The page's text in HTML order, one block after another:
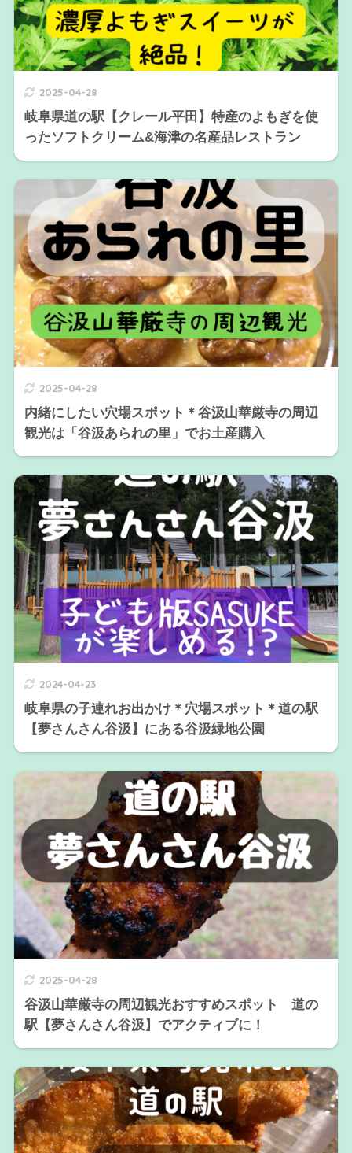
2025-04-28
岐阜県道の駅【クレール平田】特産のよもぎを使
ったソフトクリーム&海津の名産品レストラン
2025-04-28
内緒にしたい穴場スポット＊谷汲山華厳寺の周辺
観光は「谷汲あられの里」でお土産購入
2024-04-23
岐阜県の子連れお出かけ＊穴場スポット＊道の駅
【夢さんさん谷汲】にある谷汲緑地公園
2025-04-28
谷汲山華厳寺の周辺観光おすすめスポット 道の
駅【夢さんさん谷汲】でアクティブに！